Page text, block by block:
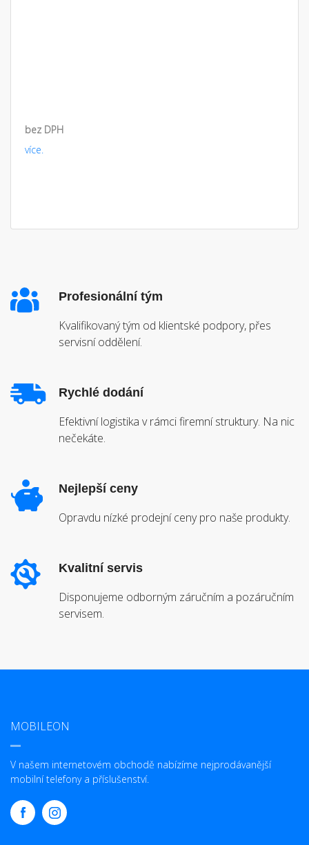
bez DPH
více.
Profesionální tým
Kvalifikovaný tým od klientské podpory, přes
servisní oddělení.
Rychlé dodání
Efektivní logistika v rámci firemní struktury. Na nic
nečekáte.
Nejlepší ceny
Opravdu nízké prodejní ceny pro naše produkty.
Kvalitní servis
Disponujeme odborným záručním a pozáručním
servisem.
MOBILEON
V našem internetovém obchodě nabízíme nejprodávanější
mobilní telefony a příslušenství.